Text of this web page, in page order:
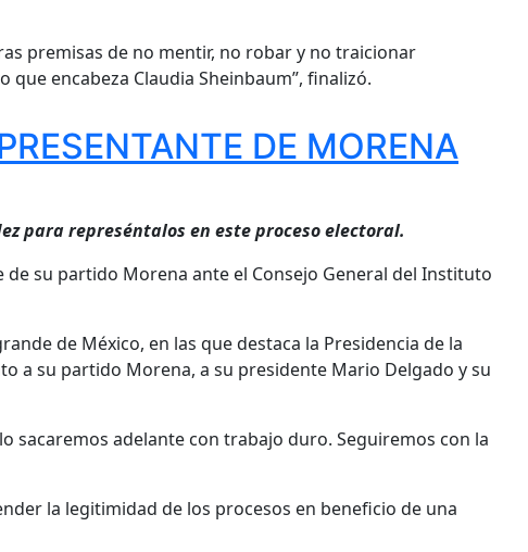
premisas de no mentir, no robar y no traicionar
encabeza Claudia Sheinbaum”, finalizó.
DE MORENA
para represéntalos en este proceso electoral.
su partido Morena ante el Consejo General del Instituto
de México, en las que destaca la Presidencia de la
a su partido Morena, a su presidente Mario Delgado y su
sacaremos adelante con trabajo duro. Seguiremos con la
la legitimidad de los procesos en beneficio de una